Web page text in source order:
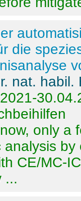
die
nat.
only a
analysis
CE/MC-
...